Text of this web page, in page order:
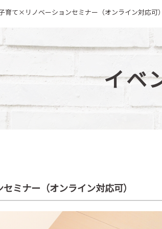
育て×リノベーションセミナー（オンライン対応可）
イベ
ミナー（オンライン対応可）